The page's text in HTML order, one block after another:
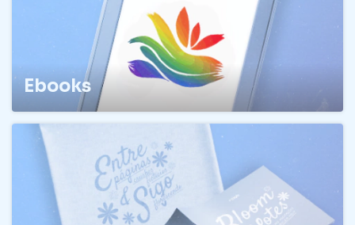
Ebooks